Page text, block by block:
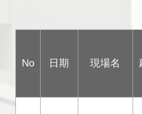
No 日期 現場名